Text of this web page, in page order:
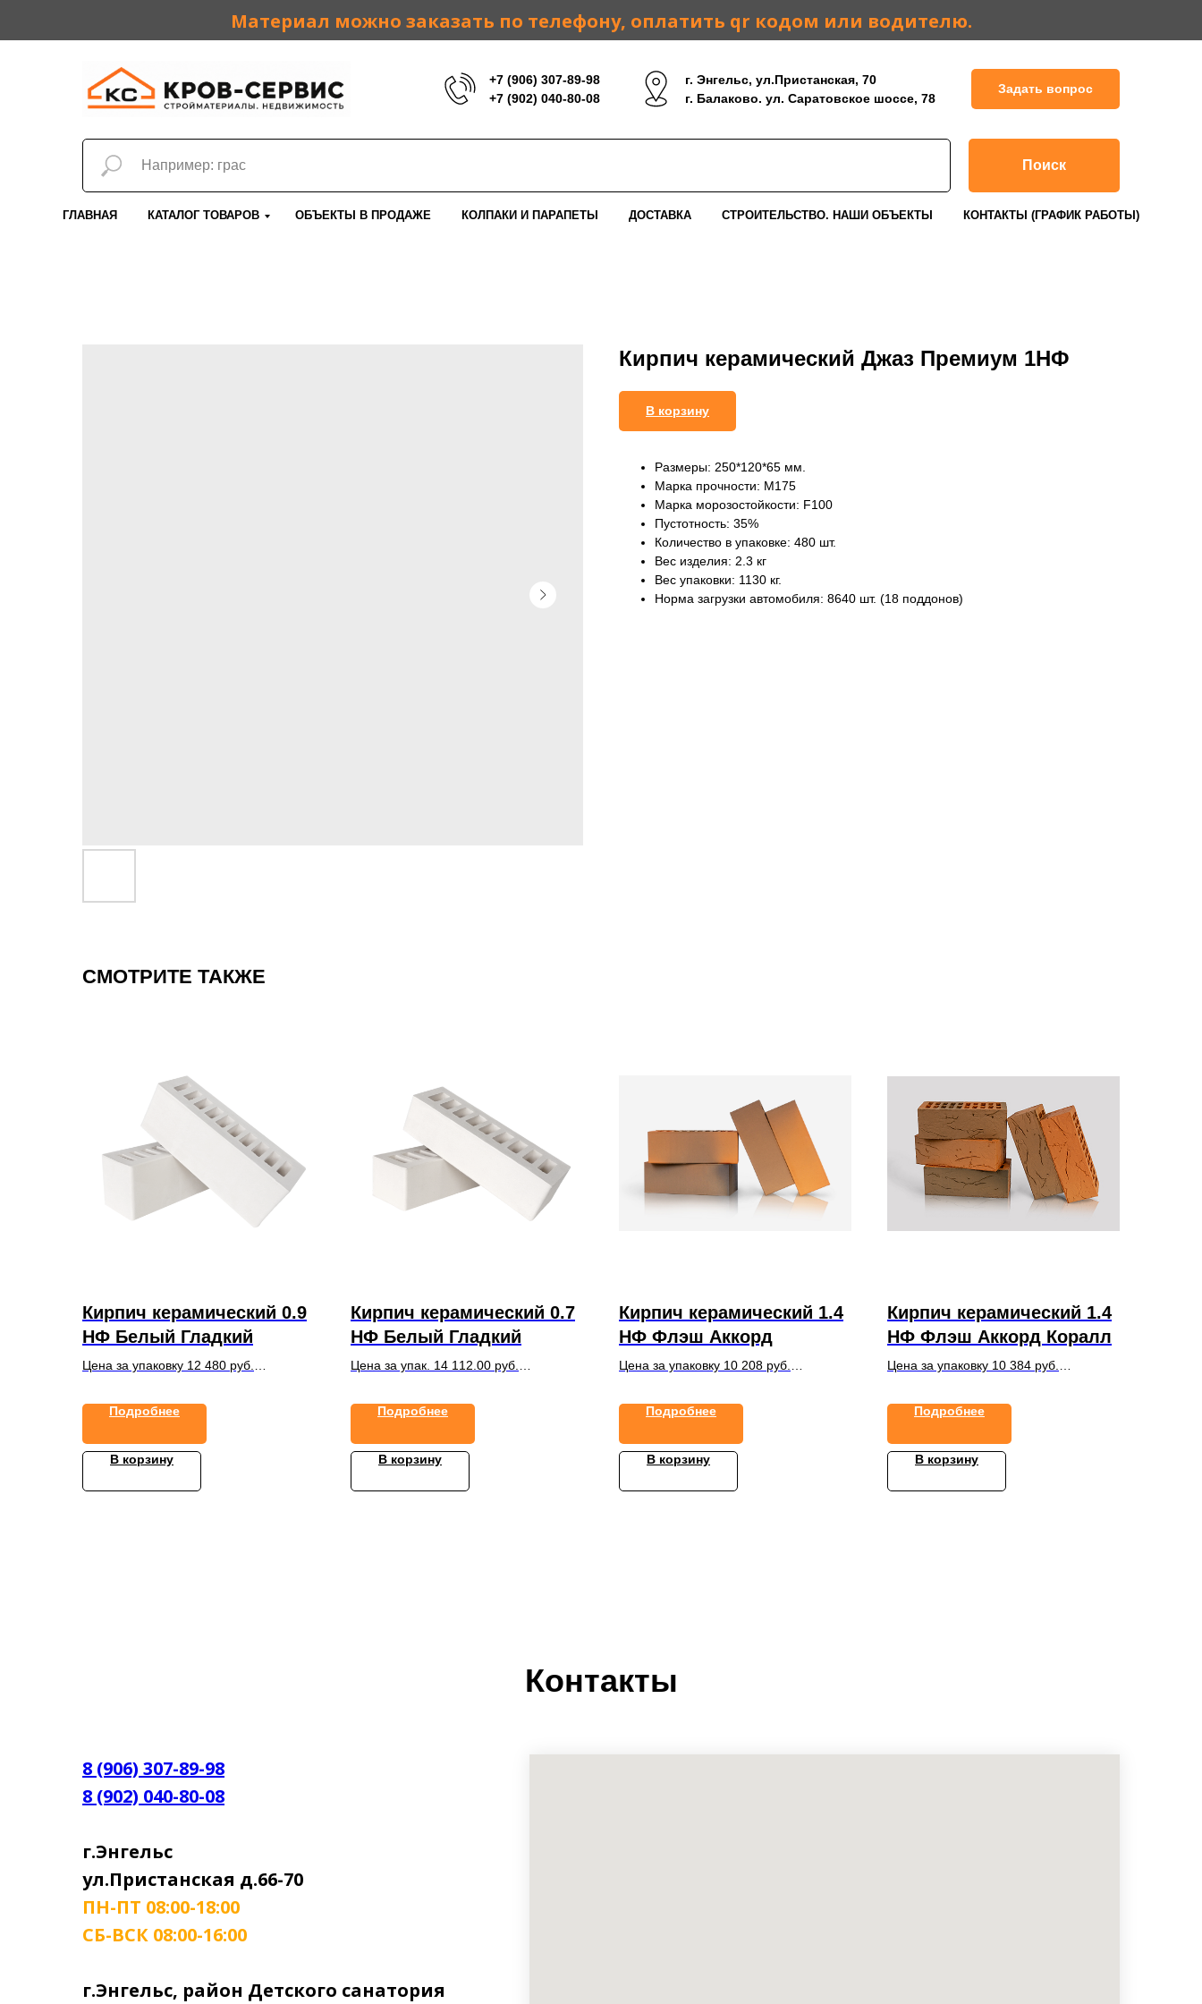
Материал можно заказать по телефону, оплатить qr кодом или водителю.
+7 (906) 307-89-98
+7 (902) 040-80-08
г. Энгельс, ул.Пристанская, 70
г. Балаково. ул. Саратовское шоссе, 78
Задать вопрос
Поиск
ГЛАВНАЯ КАТАЛОГ ТОВАРОВ ОБЪЕКТЫ В ПРОДАЖЕ КОЛПАКИ И ПАРАПЕТЫ ДОСТАВКА СТРОИТЕЛЬСТВО. НАШИ ОБЪЕКТЫ КОНТАКТЫ (ГРАФИК РАБОТЫ)
Кирпич керамический Джаз Премиум 1НФ
В корзину
Размеры: 250*120*65 мм.
Марка прочности: М175
Марка морозостойкости: F100
Пустотность: 35%
Количество в упаковке: 480 шт.
Вес изделия: 2.3 кг
Вес упаковки: 1130 кг.
Норма загрузки автомобиля: 8640 шт. (18 поддонов)
СМОТРИТЕ ТАКЖЕ
Кирпич керамический 0.9
НФ Белый Гладкий
Цена за упаковку 12 480 руб.
Подробнее
В корзину
Кирпич керамический 0.7
НФ Белый Гладкий
Цена за упак. 14 112.00 руб.
Подробнее
В корзину
Кирпич керамический 1.4
НФ Флэш Аккорд
Цена за упаковку 10 208 руб.
Подробнее
В корзину
Кирпич керамический 1.4
НФ Флэш Аккорд Коралл
Цена за упаковку 10 384 руб.
Подробнее
В корзину
Контакты
8 (906) 307-89-98
8 (902) 040-80-08
г.Энгельс
ул.Пристанская д.66-70
ПН-ПТ 08:00-18:00
СБ-ВСК 08:00-16:00
г.Энгельс, район Детского санатория